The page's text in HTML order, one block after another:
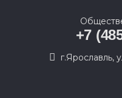
+7
г.Ярославль,